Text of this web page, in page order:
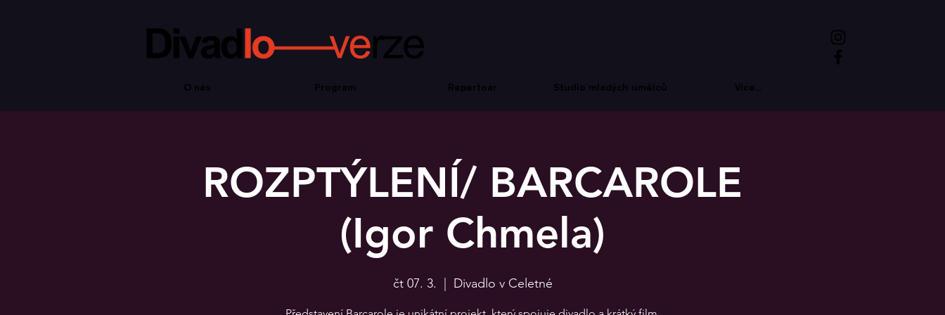
O nás Program Repertoár Studio mladých umělců Více...
ROZPTÝLENÍ/ BARCAROLE
(Igor Chmela)
čt 07. 3. Divadlo v Celetné